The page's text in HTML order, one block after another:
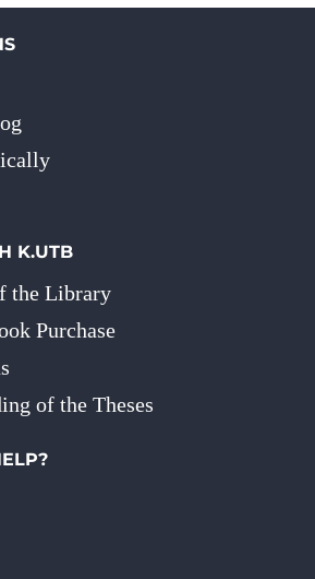
K.UTB
the Library
Purchase
of the Theses